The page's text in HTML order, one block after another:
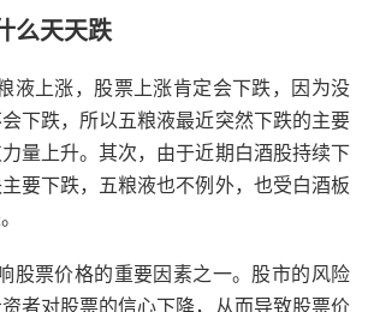
么天天跌
液上涨，股票上涨肯定会下跌，因为没
下跌，所以五粮液最近突然下跌的主要
量上升。其次，由于近期白酒股持续下
要下跌，五粮液也不例外，也受白酒板
股票价格的重要因素之一。股市的风险
者对股票的信心下降，从而导致股票价